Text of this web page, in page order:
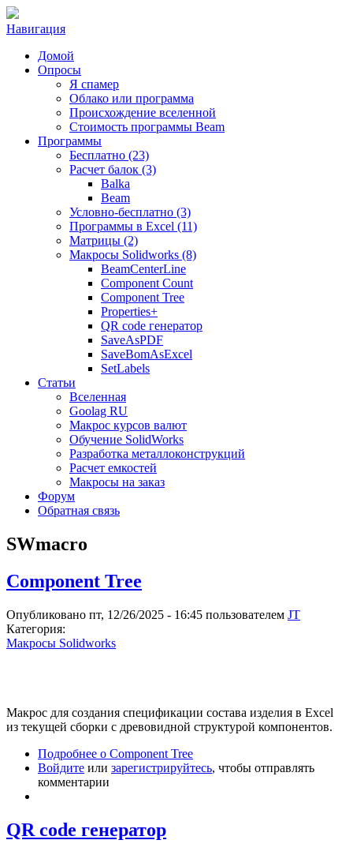
Навигация
Домой
Опросы
Я спамер
Облако или программа
Происхождение вселенной
Стоимость программы Beam
Программы
Бесплатно (23)
Расчет балок (3)
Balka
Beam
Условно-бесплатно (3)
Программы в Excel (11)
Матрицы (2)
Макросы Solidworks (8)
BeamCenterLine
Component Count
Component Tree
Properties+
QR code генератор
SaveAsPDF
SaveBomAsExcel
SetLabels
Статьи
Вселенная
Goolag RU
Макрос курсов валют
Обучение SolidWorks
Разработка металлоконструкций
Расчет емкостей
Макросы на заказ
Форум
Обратная связь
SWmacro
Component Tree
Опубликовано пт, 12/26/2025 - 16:45 пользователем JT
Категория:
Макросы Solidworks
Макрос для создания спецификации состава изделия в Excel
из текущей сборки с древовидной структурой компонентов.
Подробнее о Component Tree
Войдите или зарегистрируйтесь, чтобы отправлять
комментарии
QR code генератор